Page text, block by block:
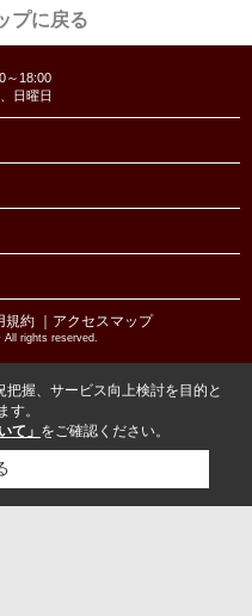
プに戻る
～18:00
日曜日
規約 ｜アクセスマップ
rights reserved.
握、サービス向上検討を目的と
す。
て」 をご確認ください。